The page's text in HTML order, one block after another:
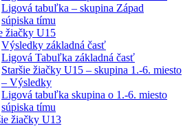
Ligová tabuľka – skupina Západ
súpiska tímu
žiačky U15
Výsledky základná časť
Ligová Tabuľka základná časť
Staršie žiačky U15 – skupina 1.-6. miesto
– Výsledky
Ligová tabuľka skupina o 1.-6. miesto
súpiska tímu
žiačky U13